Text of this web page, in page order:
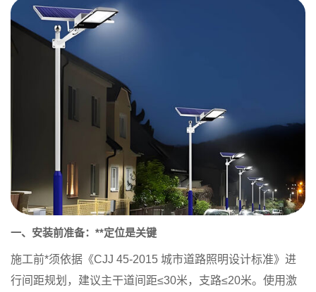
一、安装前准备：**定位是关键
施工前*须依据《CJJ 45-2015 城市道路照明设计标准》进
行间距规划，建议主干道间距≤30米，支路≤20米。使用激